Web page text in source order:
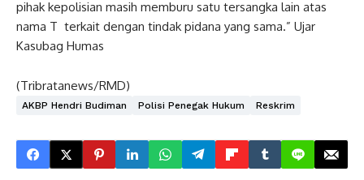
pihak kepolisian masih memburu satu tersangka lain atas
nama T terkait dengan tindak pidana yang sama.” Ujar
Kasubag Humas
(Tribratanews/RMD)
AKBP Hendri Budiman Polisi Penegak Hukum Reskrim